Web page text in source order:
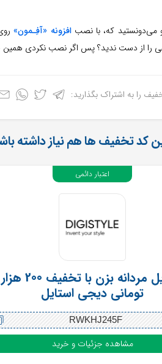
می‌دونستید که، با نصبافزونه «آفِـمون»
را از دست ندید؟ پس اگر نصب نکردی همین
را به اشتراک بگذارید:
کد تخفیف ها هم نیاز داشته
استایل مردانه بزن با تخفیف 200 هزار
تومانی دیجی استایل
RWKHJ245F
مشاهده جزئیات و خرید
اعتبار دائمی